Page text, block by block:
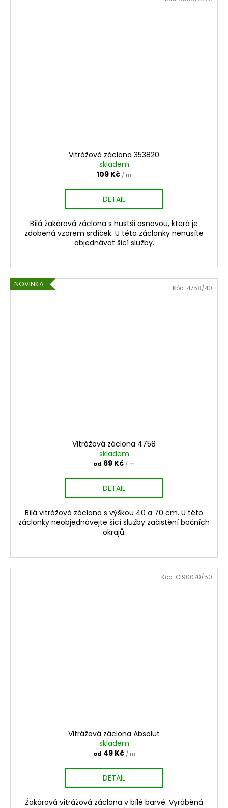
Vitrážová záclona 353820
skladem
109 Kč / m
DETAIL
Bílá žakárová záclona s hustší osnovou, která je
zdobená vzorem srdíček. U této záclonky nenusíte
objednávat šicí služby.
NOVINKA
Vitrážová záclona 4758
skladem
od 69 Kč / m
DETAIL
Bílá vitrážová záclona s výškou 40 a 70 cm. U této
záclonky neobjednávejte šicí služby začistění bočních
okrajů.
Kód: 4758/40
Vitrážová záclona Absolut
skladem
od 49 Kč / m
DETAIL
Žakárová vitrážová záclona v bílé barvě. Vyráběná
Kód: CI90070/50